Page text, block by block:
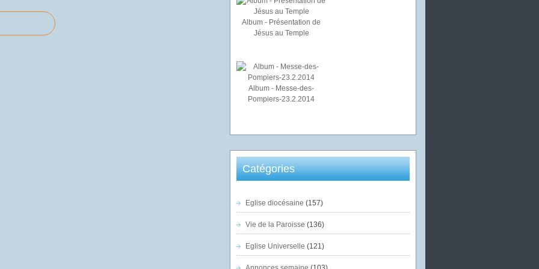
Album - Présentation de
Jésus au Temple
Album - Messe-des-
Pompiers-23.2.2014
Catégories
Eglise diocésaine (157)
Vie de la Paroisse (136)
Eglise Universelle (121)